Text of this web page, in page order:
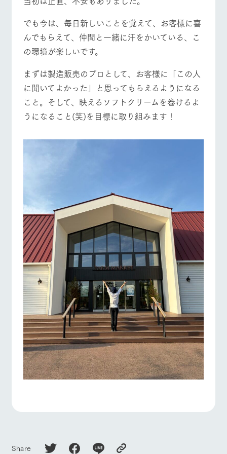
でも今は、毎日新しいことを覚えて、お客様に喜
んでもらえて、仲間と一緒に汗をかいている、こ
の環境が楽しいです。
まずは製造販売のプロとして、お客様に「この人
に聞いてよかった」と思ってもらえるようになる
こと。そして、映えるソフトクリームを巻けるよ
うになること(笑)を目標に取り組みます！
Share